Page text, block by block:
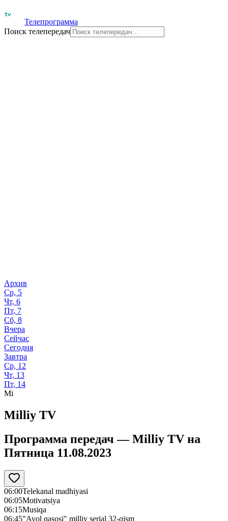
Телепрограмма
Поиск телепередач
Архив
Ср, 5
Чт, 6
Пт, 7
Сб, 8
Вчера
Сейчас
Сегодня
Завтра
Ср, 12
Чт, 13
Пт, 14
Mi
Milliy TV
Программа передач —Milliy TV на
Пятница 11.08.2023
06:00Telekanal madhiyasi
06:05Motivatsiya
06:15Musiqa
06:45"Ayol qasosi" milliy serial 32-qism